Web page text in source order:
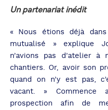
Un partenariat inédit
« Nous étions déjà
mutualisé » explique
n’avions pas d’atelier
chantiers. Or, avoir son
quand on n’y est pas,
vacant. »
prospection afin de